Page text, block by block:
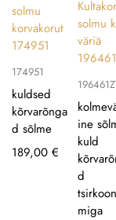
174951
kuldsed
kõrvarõnga
d sõlme
189,00 €
ine
kuld
d
miga